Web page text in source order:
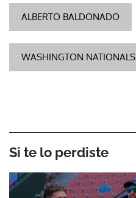
ALBERTO BALDONADO
WASHINGTON NATIONALS
Si te lo perdiste